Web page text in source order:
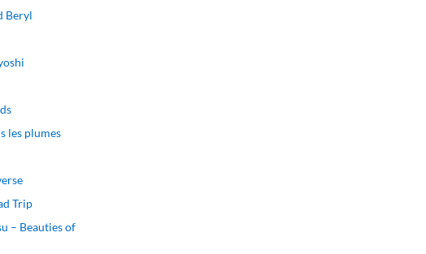
Beryl
les plumes
Trip
– Beauties of